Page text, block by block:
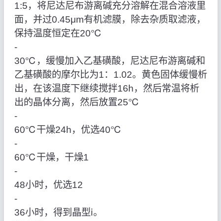
1:5，将尼达尼布游离碱充分溶解在混合溶液里
面，并过0.45μm有机滤膜，除去杂质取滤液，
保持温度恒定在20℃
‑
30℃，缓慢加入乙基磺酸，尼达尼布游离碱和
乙基磺酸的摩尔比为1：1.02。黄色固体缓慢析
出，在该温度下继续搅拌16h，然后常温将析
出的晶体分离，然后放置25℃
‑
60℃干燥24h，优选40℃
‑
60℃干燥，干燥1
‑
48小时，优选12
‑
36小时，得到晶型ⅰ。